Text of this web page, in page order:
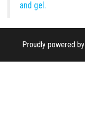
and gel.
Proudly powered by